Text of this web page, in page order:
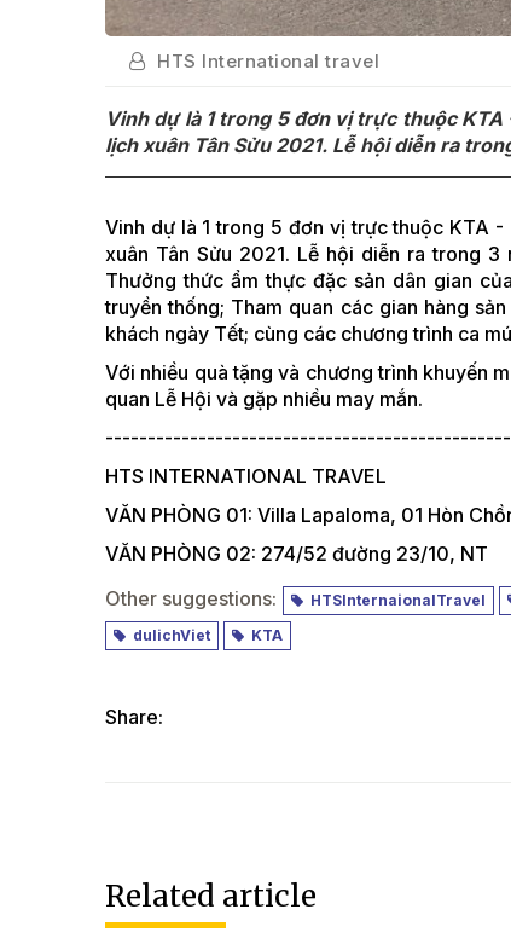
HTS International travel
Vinh dự là 1 trong 5 đơn vị trực thuộc
lịch xuân Tân Sửu 2021. Lễ hội diễn ra
Vinh dự là 1 trong 5 đơn vị trực thuộc KTA
xuân Tân Sửu 2021. Lễ hội diễn ra trong
Thưởng thức ẩm thực đặc sản dân gian
truyền thống; Tham quan các gian hàng
khách ngày Tết; cùng các chương trình ca
Với nhiều quà tặng và chương trình khuyến
quan Lễ Hội và gặp nhiều may mắn.
------------------------------------------------
HTS INTERNATIONAL TRAVEL
VĂN PHÒNG 01: Villa Lapaloma, 01 Hòn
VĂN PHÒNG 02: 274/52 đường 23/10, NT
Other suggestions:
HTSInternaionalTravel
dulichViet
KTA
Share:
Related article